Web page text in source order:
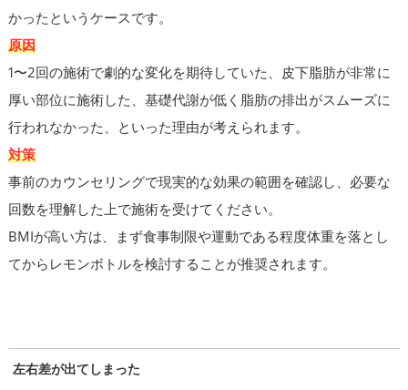
かったというケースです。
原因
1〜2回の施術で劇的な変化を期待していた、皮下脂肪が非常に
厚い部位に施術した、基礎代謝が低く脂肪の排出がスムーズに
行われなかった、といった理由が考えられます。
対策
事前のカウンセリングで現実的な効果の範囲を確認し、必要な
回数を理解した上で施術を受けてください。
BMIが高い方は、まず食事制限や運動である程度体重を落とし
てからレモンボトルを検討することが推奨されます。
左右差が出てしまった